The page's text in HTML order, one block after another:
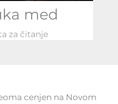
med
za čitanje
cenjen na Novom